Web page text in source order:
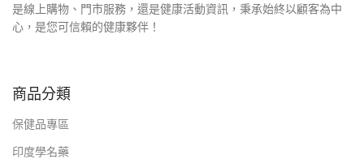
是線上購物、門市服務，還是健康活動資訊，秉承始終以顧客為中
心，是您可信賴的健康夥伴！
商品分類
保健品專區
印度學名藥